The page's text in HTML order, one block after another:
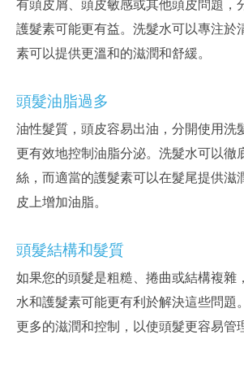
有頭皮屑、頭皮敏感或其他頭皮問題，
護髮素可能更有益。洗髮水可以專注於
素可以提供更溫和的滋潤和舒緩。
頭髮油脂過多
油性髮質，頭皮容易出油，分開使用洗
更有效地控制油脂分泌。洗髮水可以徹
絲，而適當的護髮素可以在髮尾提供滋
皮上增加油脂。
頭髮結構和髮質
如果您的頭髮是粗糙、捲曲或結構複雜
水和護髮素可能更有利於解決這些問題
更多的滋潤和控制，以使頭髮更容易管